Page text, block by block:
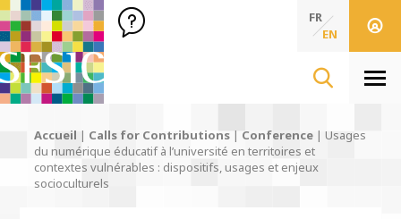
SFSIC Société Française des Sciences de l'Information & de
Société Française des Sciences de
FR
EN
Accueil | Calls for Contributions | Conference | Usages
du numérique éducatif à l’université en territoires et
contextes vulnérables : dispositifs, usages et enjeux
socioculturels